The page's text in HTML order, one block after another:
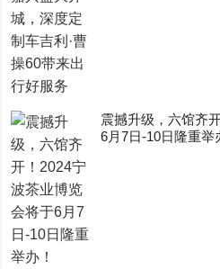
震撼升级，六馆齐
6月7日-10日隆重举